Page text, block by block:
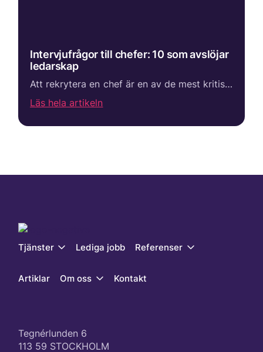
Intervjufrågor till chefer: 10 som avslöjar
ledarskap
Att rekrytera en chef är en av de mest kritiska processerna i ett företag. En felrekrytering påverkar inte bara resultat, utan även kultur, team och framtida tillväxt. Trots det bygger många intervjuer fortfarande på magkänsla, ostrukturerade samtal och...
Läs hela artikeln
Tjänster Lediga jobb Referenser
Artiklar Om oss Kontakt
Tegnérlunden 6
113 59 STOCKHOLM